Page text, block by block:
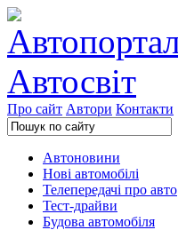
Про сайт Автори Контакти
Автоновини
Нові автомобілі
Телепередачі про авто
Тест-драйви
Будова автомобіля